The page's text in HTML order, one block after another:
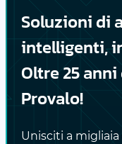
Navigare nella
Soluzioni di
intelligenti,
Oltre 25
Provalo!
Unisciti a